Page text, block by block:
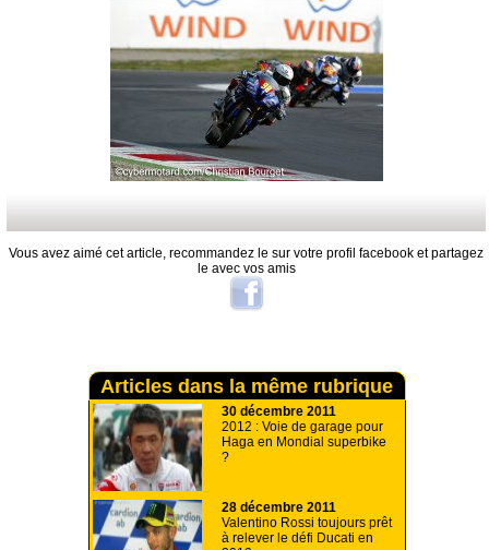
Vous avez aimé cet article, recommandez le sur votre profil facebook et partagez
le avec vos amis
Articles dans la même rubrique
30 décembre 2011
2012 : Voie de garage pour
Haga en Mondial superbike
?
28 décembre 2011
Valentino Rossi toujours prêt
à relever le défi Ducati en